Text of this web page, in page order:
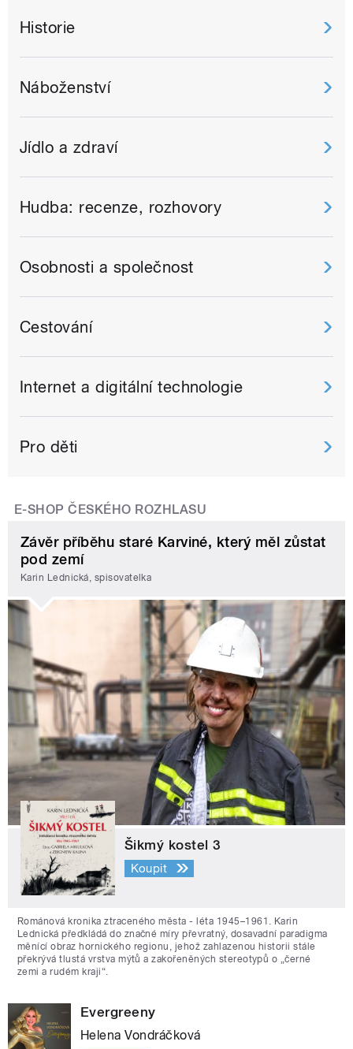
Historie
Náboženství
Jídlo a zdraví
Hudba: recenze, rozhovory
Osobnosti a společnost
Cestování
Internet a digitální technologie
Pro děti
E-SHOP ČESKÉHO ROZHLASU
Závěr příběhu staré Karviné, který měl zůstat
pod zemí
Karin Lednická, spisovatelka
Šikmý kostel 3
Koupit
Románová kronika ztraceného města - léta 1945–1961. Karin
Lednická předkládá do značné míry převratný, dosavadní paradigma
měnící obraz hornického regionu, jehož zahlazenou historii stále
překrývá tlustá vrstva mýtů a zakořeněných stereotypů o „černé
zemi a rudém kraji“.
Evergreeny
Helena Vondráčková